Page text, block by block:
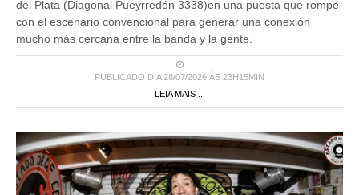
del Plata (Diagonal Pueyrredón 3338)en una puesta que rompe
con el escenario convencional para generar una conexión
mucho más cercana entre la banda y la gente.
PUBLICADO DIA 28/07/2026 ÀS 23H15MIN
LEIA MAIS ...